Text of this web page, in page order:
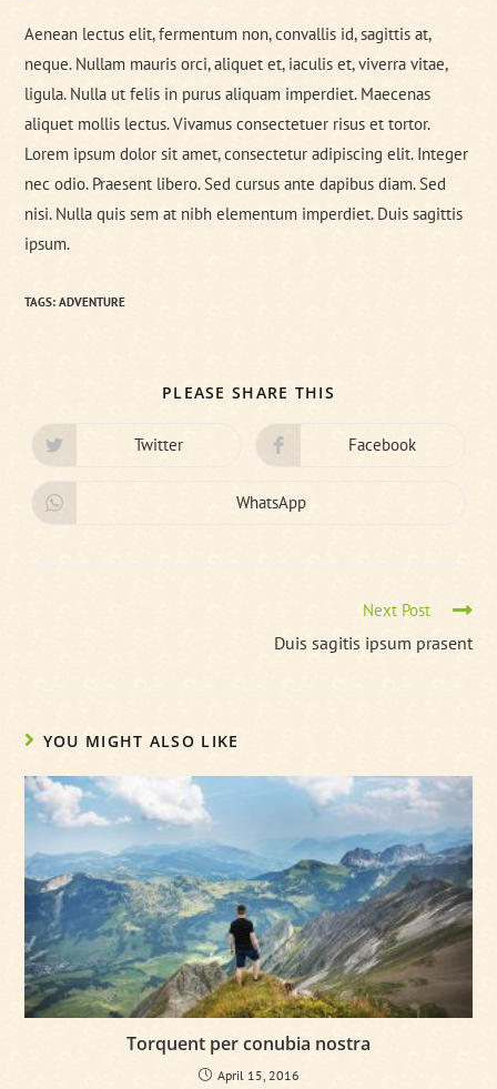
Aenean lectus elit, fermentum non, convallis id, sagittis at,
neque. Nullam mauris orci, aliquet et, iaculis et, viverra vitae,
ligula. Nulla ut felis in purus aliquam imperdiet. Maecenas
aliquet mollis lectus. Vivamus consectetuer risus et tortor.
Lorem ipsum dolor sit amet, consectetur adipiscing elit. Integer
nec odio. Praesent libero. Sed cursus ante dapibus diam. Sed
nisi. Nulla quis sem at nibh elementum imperdiet. Duis sagittis
ipsum.
TAGS:ADVENTURE
PLEASE SHARE THIS
CONTENT
Opens
Twitter Opens
Facebook
Opens
WhatsApp
Next Post
Duis sagitis ipsum prasent
YOU MIGHT ALSO LIKE
Torquent per conubia nostra
April 15, 2016